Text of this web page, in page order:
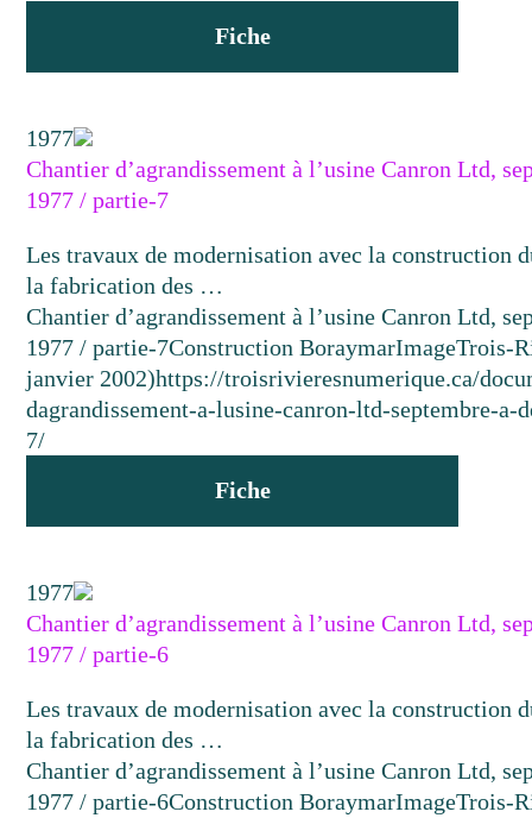
Fiche
1977
Chantier d’agrandissement à l’usine Canron Ltd,
1977 / partie-7
Les travaux de modernisation avec la construction
la fabrication des …
Chantier d’agrandissement à l’usine Canron Ltd,
1977 / partie-7Construction BoraymarImageTrois-
janvier 2002)https://troisrivieresnumerique.ca/
dagrandissement-a-lusine-canron-ltd-septembre-a-
7/
Fiche
1977
Chantier d’agrandissement à l’usine Canron Ltd,
1977 / partie-6
Les travaux de modernisation avec la construction
la fabrication des …
Chantier d’agrandissement à l’usine Canron Ltd,
1977 / partie-6Construction BoraymarImageTrois-